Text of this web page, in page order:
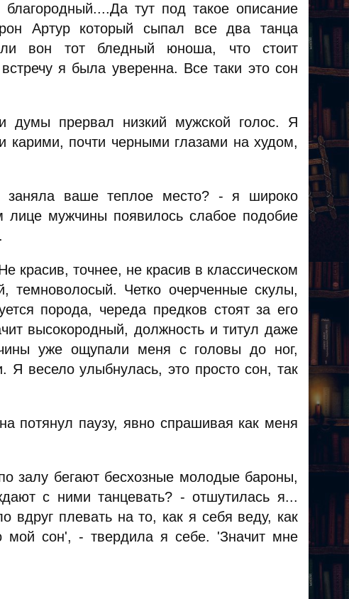
тут под такое описание
Артур который сыпал все два танца
вон тот бледный юноша, что стоит
я была уверенна. Все таки это сон
прервал низкий мужской голос. Я
карими, почти черными глазами на худом,
ваше теплое место? - я широко
мужчины появилось слабое подобие
красив, точнее, не красив в классическом
темноволосый. Четко очерченные скулы,
порода, череда предков стоят за его
высокородный, должность и титул даже
уже ощупали меня с головы до ног,
весело улыбнулась, это просто сон, так
потянул паузу, явно спрашивая как меня
залу бегают бесхозные молодые бароны,
с ними танцевать? - отшутилась я...
вдруг плевать на то, как я себя веду, как
мой сон', - твердила я себе. 'Значит мне